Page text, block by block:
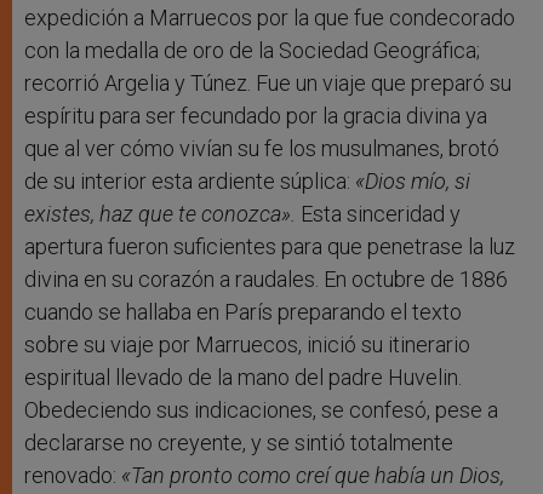
expedición a Marruecos por la que fue condecorado
con la medalla de oro de la Sociedad Geográfica;
recorrió Argelia y Túnez. Fue un viaje que preparó su
espíritu para ser fecundado por la gracia divina ya
que al ver cómo vivían su fe los musulmanes, brotó
de su interior esta ardiente súplica: «Dios mío, si
existes, haz que te conozca». Esta sinceridad y
apertura fueron suficientes para que penetrase la luz
divina en su corazón a raudales. En octubre de 1886
cuando se hallaba en París preparando el texto
sobre su viaje por Marruecos, inició su itinerario
espiritual llevado de la mano del padre Huvelin.
Obedeciendo sus indicaciones, se confesó, pese a
declararse no creyente, y se sintió totalmente
renovado: «Tan pronto como creí que había un Dios,